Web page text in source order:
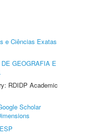
e Ciências Exatas
GEOGRAFIA E
RDIDP Academic
Scholar